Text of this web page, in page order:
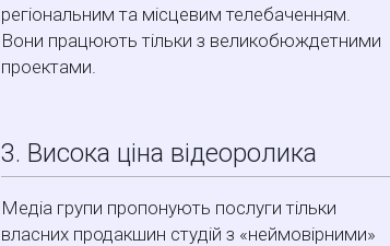
регіональним та місцевим телебаченням.
Вони працюють тільки з великобюждетними
проектами.
3. Висока ціна відеоролика
Медіа групи пропонують послуги тільки
власних продакшин студій з «неймовірними»